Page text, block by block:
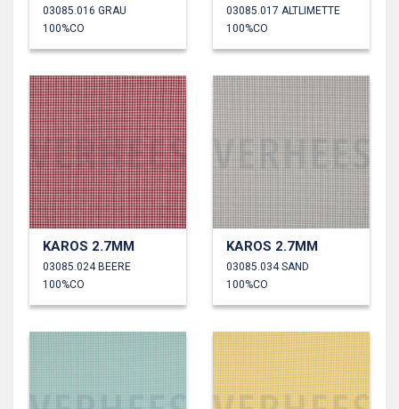
03085.016 GRAU
100%CO
03085.017 ALTLIMETTE
100%CO
KAROS 2.7MM
03085.024 BEERE
100%CO
KAROS 2.7MM
03085.034 SAND
100%CO